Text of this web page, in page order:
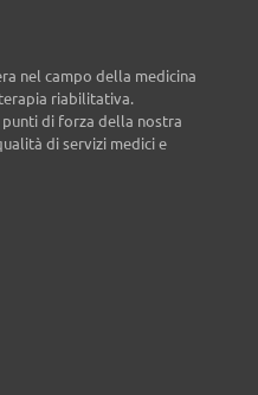
nel campo della medicina
riabilitativa.
punti di forza della nostra
di servizi medici e